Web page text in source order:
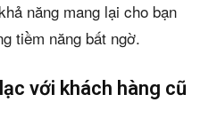
năng mang lại cho bạn
tiềm năng bất ngờ.
với khách hàng cũ